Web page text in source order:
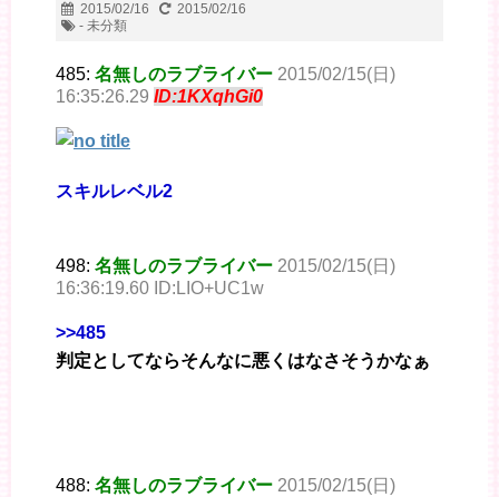
2015/02/16
2015/02/16
- 未分類
485: 名無しのラブライバー 2015/02/15(日)
16:35:26.29 ID:1KXqhGi0
スキルレベル2
498: 名無しのラブライバー 2015/02/15(日)
16:36:19.60 ID:LIO+UC1w
>>485
判定としてならそんなに悪くはなさそうかなぁ
488: 名無しのラブライバー 2015/02/15(日)